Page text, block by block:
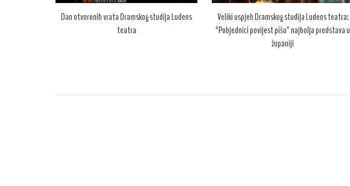
Dan otvorenih vrata Dramskog studija Ludens
teatra
Veliki uspjeh Dramskog studija Ludens teatra:
“Pobjednici povijest pišu” najbolja predstava u
županiji